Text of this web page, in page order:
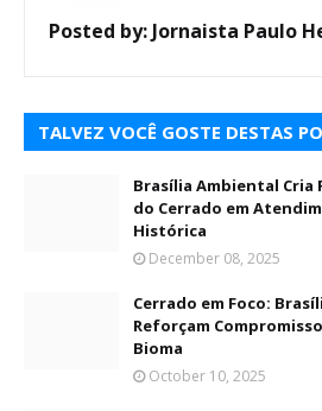
Posted by: Jornaista Paulo
TALVEZ VOCÊ GOSTE DESTAS
Brasília Ambiental Cria
do Cerrado em
Histórica
December 08, 2025
Cerrado em Foco:
Reforçam
Bioma
October 10, 2025